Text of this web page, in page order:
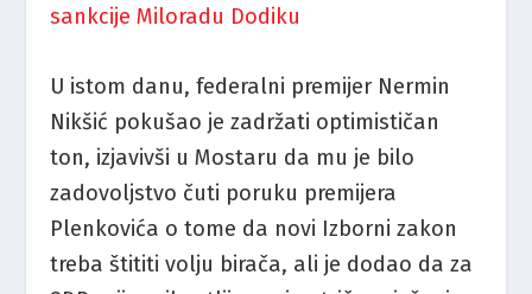
sankcije Miloradu Dodiku
U istom danu, federalni premijer Nermin
Nikšić pokušao je zadržati optimističan
ton, izjavivši u Mostaru da mu je bilo
zadovoljstvo čuti poruku premijera
Plenkovića o tome da novi Izborni zakon
treba štititi volju birača, ali je dodao da za